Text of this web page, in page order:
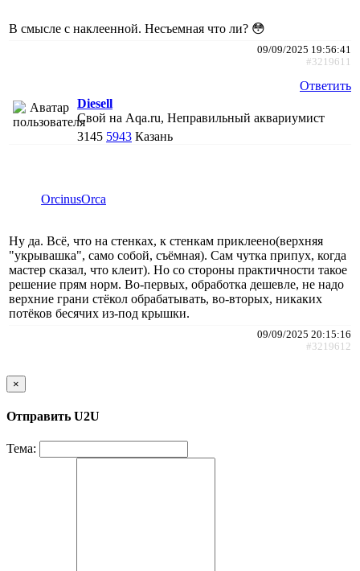
В смысле с наклеенной. Несъемная что ли? 😳
09/09/2025 19:56:41
#3219611
Ответить
Diesell
Свой на Aqa.ru, Неправильный аквариумист
3145 5943 Казань
ОrcinusОrca
Ну да. Всё, что на стенках, к стенкам приклеено(верхняя
"укрывашка", само собой, съёмная). Сам чутка припух, когда
мастер сказал, что клеит). Но со стороны практичности такое
решение прям норм. Во-первых, обработка дешевле, не надо
верхние грани стёкол обрабатывать, во-вторых, никаких
потёков бесячих из-под крышки.
09/09/2025 20:15:16
#3219612
×
Отправить U2U
Тема: